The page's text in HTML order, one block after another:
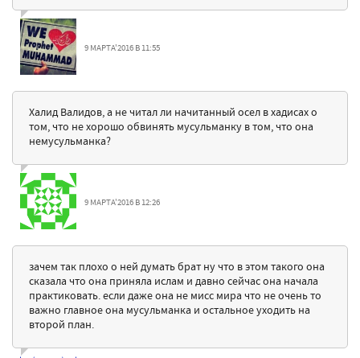
9 МАРТА'2016 В 11:55
Халид Валидов, а не читал ли начитанный осел в хадисах о
том, что не хорошо обвинять мусульманку в том, что она
немусульманка?
9 МАРТА'2016 В 12:26
зачем так плохо о ней думать брат ну что в этом такого она
сказала что она приняла ислам и давно сейчас она начала
практиковать. если даже она не мисс мира что не очень то
важно главное она мусульманка и остальное уходить на
второй план.